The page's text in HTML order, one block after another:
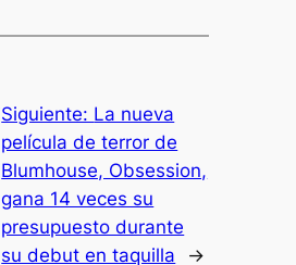
Siguiente: La nueva
película de terror de
Blumhouse, Obsession,
gana 14 veces su
presupuesto durante
su debut en taquilla
→